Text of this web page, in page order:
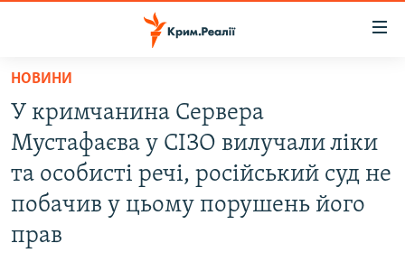
Перейти
основного
матеріалу
Перейти
до
основної
навігації
Перейти
ВОДА.КРИМ
ВІДЕО ТА ФОТО
ПОЛІТИКА
БЛОГИ
НОВИНИ
У кримчанина Сервера
Мустафаєва у СІЗО вилучали ліки
та особисті речі, російський суд не
побачив у цьому порушень його
прав